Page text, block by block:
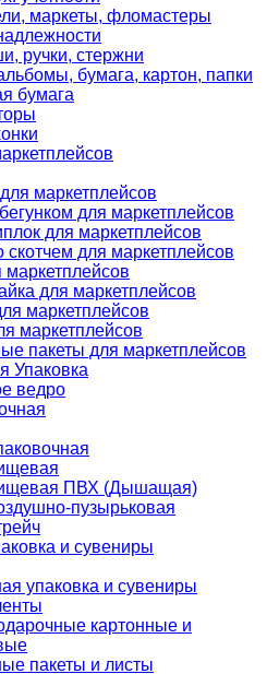
маркеты, фломастеры
ручки, стержни
бумага, картон, папки
бумага
маркетплейсов
для маркетплейсов
для маркетплейсов
скотчем для маркетплейсов
маркетплейсов
для маркетплейсов
маркетплейсов
маркетплейсов
пакеты для маркетплейсов
Упаковка
ведро
ПВХ (Дышащая)
пузырьковая
и сувениры
упаковка и сувениры
картонные и
пакеты и листы